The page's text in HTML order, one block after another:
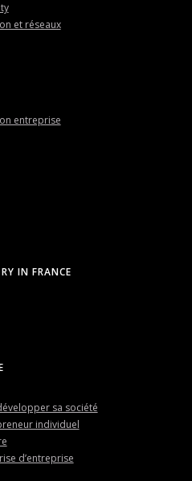
et réseaux
entreprise
IN FRANCE
sa société
individuel
d’entreprise